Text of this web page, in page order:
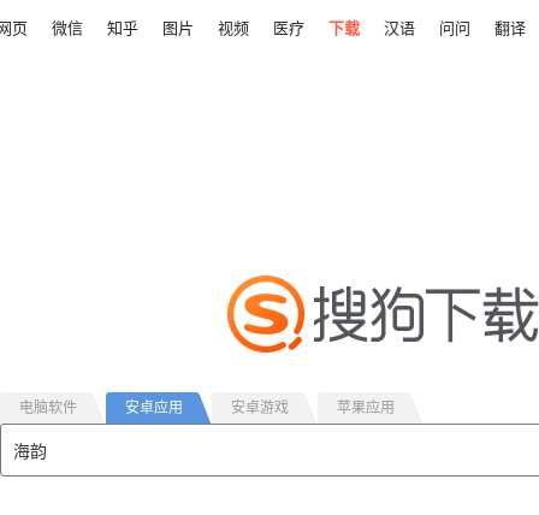
页 微信 知乎 图片 视频 医疗 下载 汉语 问问 翻译
电脑软件 安卓应用 安卓游戏 苹果应用